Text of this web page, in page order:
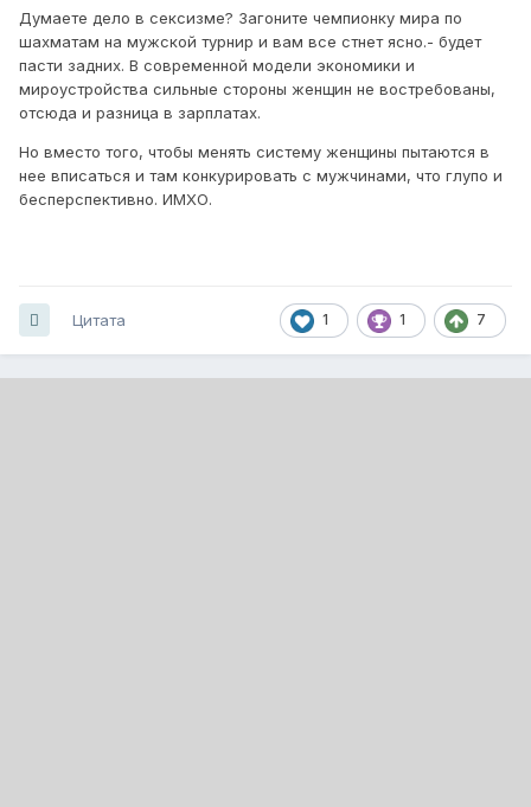
Думаете дело в сексизме? Загоните чемпионку мира по
шахматам на мужской турнир и вам все стнет ясно.- будет
пасти задних. В современной модели экономики и
мироустройства сильные стороны женщин не востребованы,
отсюда и разница в зарплатах.
Но вместо того, чтобы менять систему женщины пытаются в
нее вписаться и там конкурировать с мужчинами, что глупо и
бесперспективно. ИМХО.
1 1 7
Цитата